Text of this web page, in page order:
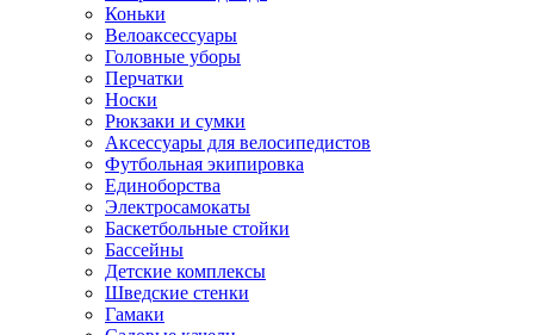
Коньки
Велоаксессуары
Головные уборы
Перчатки
Носки
Рюкзаки и сумки
Аксессуары для велосипедистов
Футбольная экипировка
Единоборства
Электросамокаты
Баскетбольные стойки
Бассейны
Детские комплексы
Шведские стенки
Гамаки